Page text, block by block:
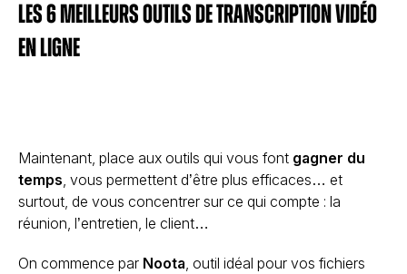
Les 6 meilleurs outils de transcription vidéo
en ligne
Maintenant, place aux outils qui vous font gagner du
temps , vous permettent d’être plus efficaces… et
surtout, de vous concentrer sur ce qui compte : la
réunion, l’entretien, le client…
On commence par Noota , outil idéal pour vos fichiers